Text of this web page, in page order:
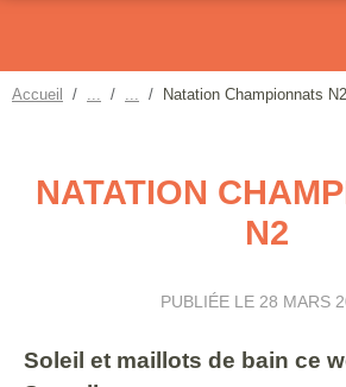
Accueil Natation Championnats N2
NATATION
N2
PUBLIÉE LE 28 MARS
Soleil et maillots de bain ce